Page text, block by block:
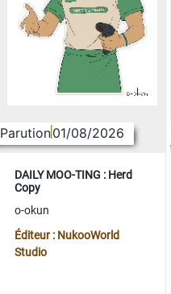
Parution01/08/2026
DAILY MOO-TING : Herd
Copy
o-okun
Éditeur : NukooWorld
Studio